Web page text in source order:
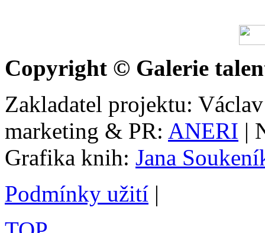
Copyright © Galerie
Zakladatel projektu:
marketing & PR: ANERI |
Grafika knih: Jana
Podmínky užití |